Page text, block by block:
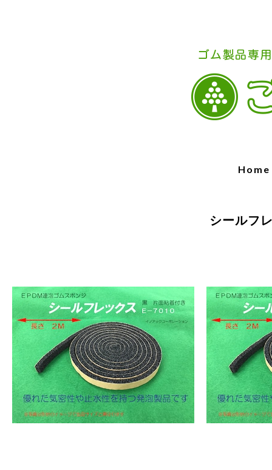
Home
シールフ